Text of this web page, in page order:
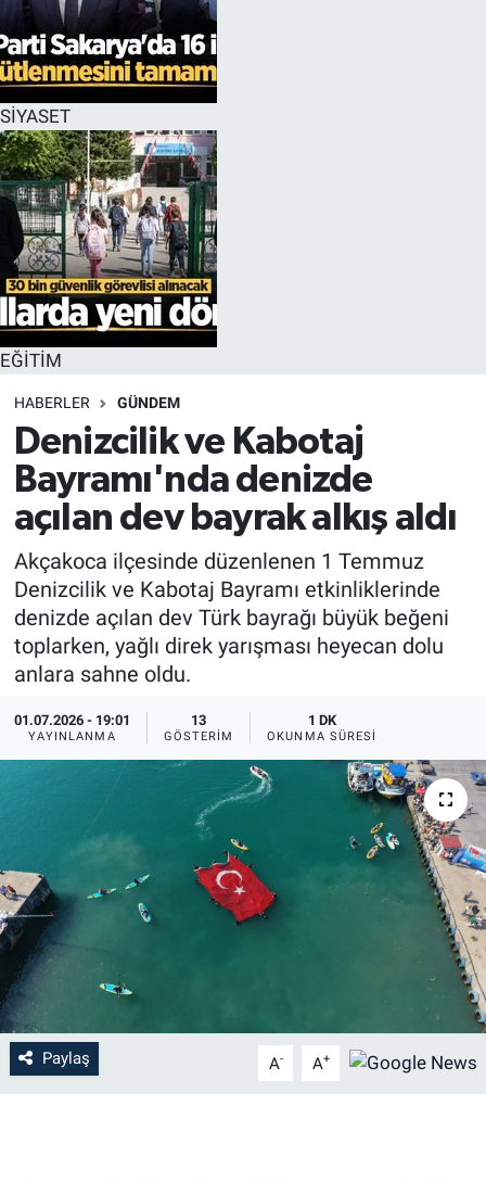
SİYASET
EĞİTİM
HABERLER GÜNDEM
Denizcilik ve Kabotaj
Bayramı'nda denizde
açılan dev bayrak alkış aldı
Akçakoca ilçesinde düzenlenen 1 Temmuz
Denizcilik ve Kabotaj Bayramı etkinliklerinde
denizde açılan dev Türk bayrağı büyük beğeni
toplarken, yağlı direk yarışması heyecan dolu
anlara sahne oldu.
01.07.2026 - 19:01
YAYINLANMA
13
GÖSTERIM
1 DK
OKUNMA SÜRESI
Paylaş A- A+
EĞİTİM
ÖZEL HABER
HALK54 PANORAMA